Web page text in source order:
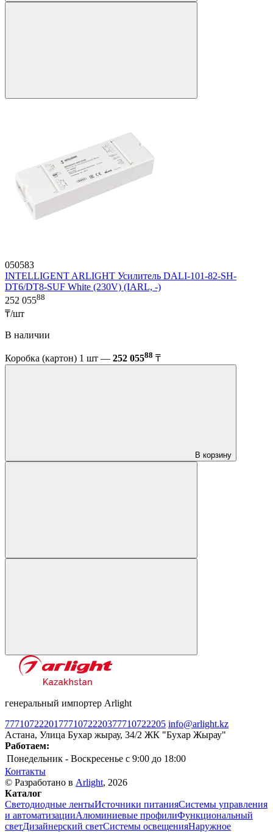
050583
INTELLIGENT ARLIGHT Усилитель DALI-101-82-SH-
DT6/DT8-SUF White (230V) (IARL, -)
252 05588
₸/шт
В наличии
Коробка (картон) 1 шт — 252 05588 ₸
В корзину
генеральный импортер Arlight
77710722201 7771072220377710722205 info@arlight.kz
Астана, Улица Бухар жырау, 34/2 ЖК "Бухар Жырау"
Работаем:
Понедельник - Воскресенье c 9:00 до 18:00
Контакты
© Разработано в Arlight, 2026
Каталог
Светодиодные лентыИсточники питанияСистемы управления
и автоматизацииАлюминиевые профилиФункциональный
светДизайнерский светСистемы освещенияНаружное